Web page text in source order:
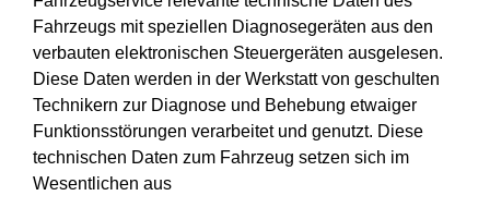
Fahrzeugs mit speziellen Diagnosegeräten aus den
verbauten elektronischen Steuergeräten ausgelesen.
Diese Daten werden in der Werkstatt von geschulten
Technikern zur Diagnose und Behebung etwaiger
Funktionsstörungen verarbeitet und genutzt. Diese
technischen Daten zum Fahrzeug setzen sich im
Wesentlichen aus